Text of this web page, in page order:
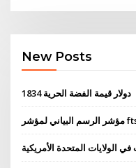
New Posts
1834 دولار قيمة الفضة الحرية
في الولايات المتحدة الأمريكية